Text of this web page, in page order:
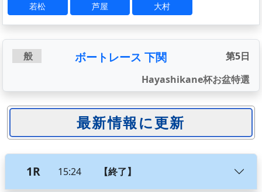
若松
芦屋 大村
般 ボートレース 下関
第5日
Hayashikane杯お盆特選
1R 15:24 【終了】